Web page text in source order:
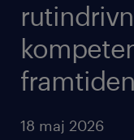
18 maj 2026